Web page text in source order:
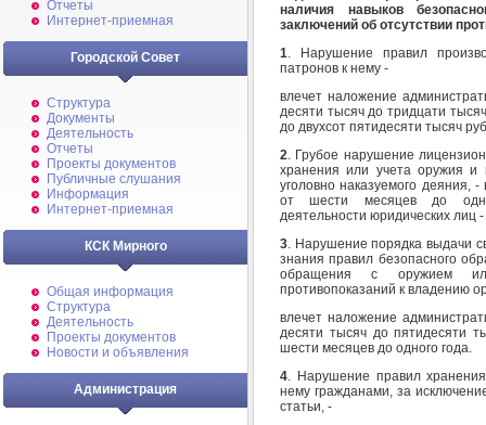
Отчеты
Интернет-приемная
Городской Совет
Структура
Документы
Деятельность
Отчеты
Проекты документов
Публичные слушания
Информация
Интернет-приемная
КСК Мирного
Общая информация
Структура
Деятельность
Проекты документов
Новости и объявления
Администрация
наличия навыков
заключений об отсутствии
1 . Нарушение правил
патронов к нему -
влечет наложение
десяти тысяч до тридцати
до двухсот пятидесяти тысяч
2 . Грубое нарушение
хранения или учета оружия и
уголовно наказуемого деяния,
от шести месяцев до
деятельности юридических лиц
3 . Нарушение порядка выдачи
знания правил безопасного
обращения с оружием
противопоказаний к владению
влечет наложение
десяти тысяч до пятидесяти
шести месяцев до одного года.
4 . Нарушение правил
нему гражданами, за
статьи, -